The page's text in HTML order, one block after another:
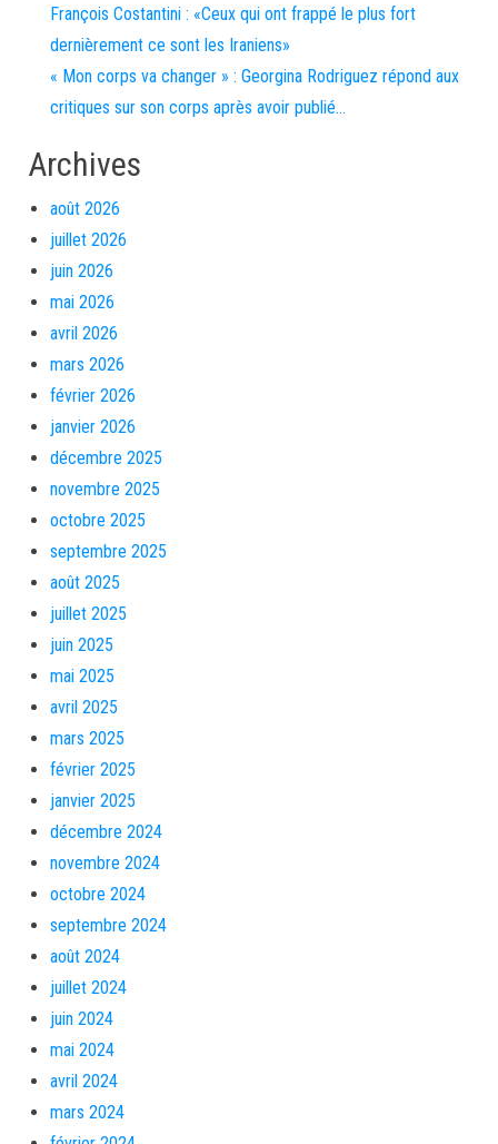
François Costantini : «Ceux qui ont frappé le plus fort
dernièrement ce sont les Iraniens»
« Mon corps va changer » : Georgina Rodriguez répond aux
critiques sur son corps après avoir publié…
Archives
août 2026
juillet 2026
juin 2026
mai 2026
avril 2026
mars 2026
février 2026
janvier 2026
décembre 2025
novembre 2025
octobre 2025
septembre 2025
août 2025
juillet 2025
juin 2025
mai 2025
avril 2025
mars 2025
février 2025
janvier 2025
décembre 2024
novembre 2024
octobre 2024
septembre 2024
août 2024
juillet 2024
juin 2024
mai 2024
avril 2024
mars 2024